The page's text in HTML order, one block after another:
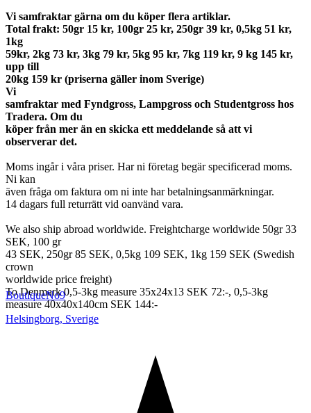
Vi samfraktar gärna om du köper flera artiklar.
Total frakt: 50gr 15 kr, 100gr 25 kr, 250gr 39 kr, 0,5kg 51 kr,
1kg
59kr, 2kg 73 kr, 3kg 79 kr, 5kg 95 kr, 7kg 119 kr, 9 kg 145 kr,
upp till
20kg 159 kr (priserna gäller inom Sverige)
Vi
samfraktar med Fyndgross, Lampgross och Studentgross hos
Tradera. Om du
köper från mer än en skicka ett meddelande så att vi
observerar det.
Moms ingår i våra priser. Har ni företag begär specificerad moms.
Ni kan
även fråga om faktura om ni inte har betalningsanmärkningar.
14 dagars full returrätt vid oanvänd vara.
We also ship abroad worldwide. Freightcharge worldwide 50gr 33
SEK, 100 gr
43 SEK, 250gr 85 SEK, 0,5kg 109 SEK, 1kg 159 SEK (Swedish
crown
worldwide price freight)
To Denmark 0,5-3kg measure 35x24x13 SEK 72:-, 0,5-3kg
measure 40x40x140cm SEK 144:-
BoutiqueNo9
Helsingborg, Sverige